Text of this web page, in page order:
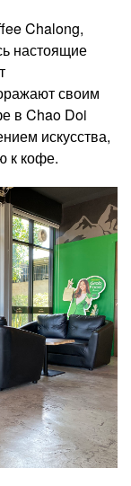
Chalong,
настоящие
своим
в Chao Doi
искусства,
к кофе.